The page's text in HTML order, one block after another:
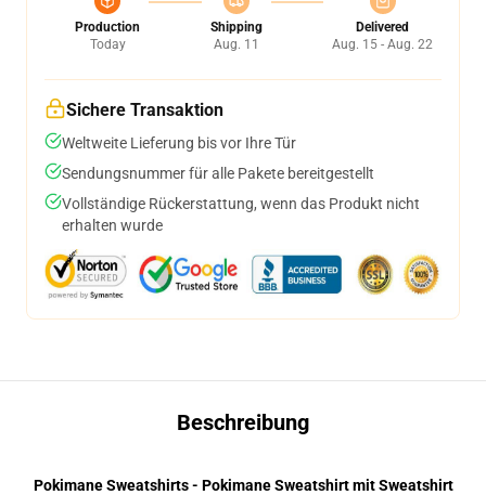
Production
Today
Shipping
Aug. 11
Delivered
Aug. 15 - Aug. 22
Sichere Transaktion
Weltweite Lieferung bis vor Ihre Tür
Sendungsnummer für alle Pakete bereitgestellt
Vollständige Rückerstattung, wenn das Produkt nicht
erhalten wurde
Beschreibung
Pokimane Sweatshirts - Pokimane Sweatshirt mit Sweatshirt